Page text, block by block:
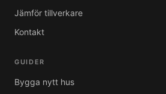
Jämför tillverkare
Kontakt
GUIDER
Bygga nytt hus